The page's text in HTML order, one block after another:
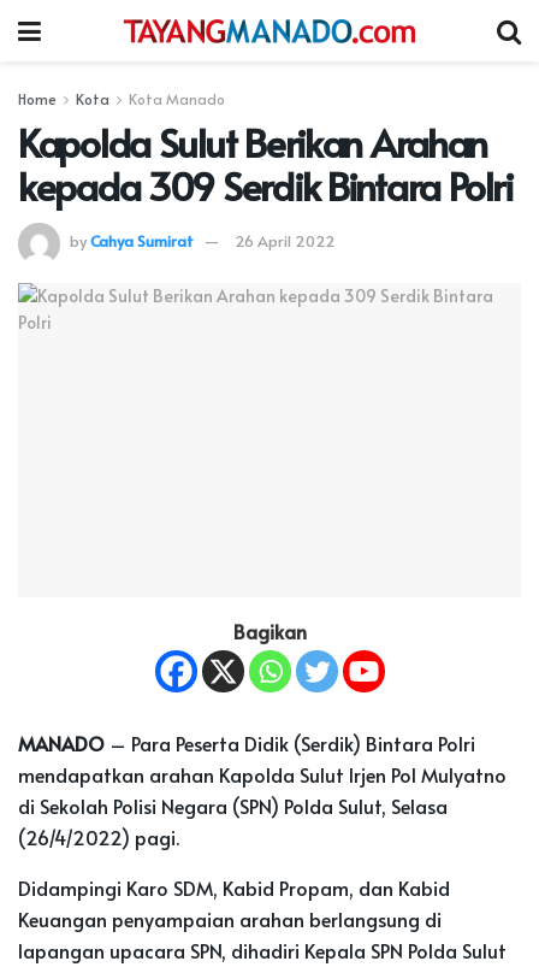
Home Kota Kota Manado
Kapolda Sulut Berikan Arahan
kepada 309 Serdik Bintara Polri
byCahya Sumirat 26 April 2022
Bagikan
MANADO – Para Peserta Didik (Serdik) Bintara Polri
mendapatkan arahan Kapolda Sulut Irjen Pol Mulyatno
di Sekolah Polisi Negara (SPN) Polda Sulut, Selasa
(26/4/2022) pagi.
Didampingi Karo SDM, Kabid Propam, dan Kabid
Keuangan penyampaian arahan berlangsung di
lapangan upacara SPN, dihadiri Kepala SPN Polda Sulut